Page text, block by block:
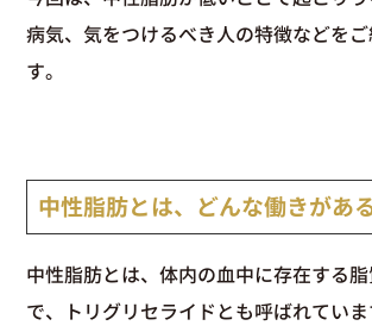
病気、気をつけるべき人の特徴などを
す。
中性脂肪とは、どんな働きがあ
中性脂肪とは、体内の血中に存在する
で、トリグリセライドとも呼ばれてい